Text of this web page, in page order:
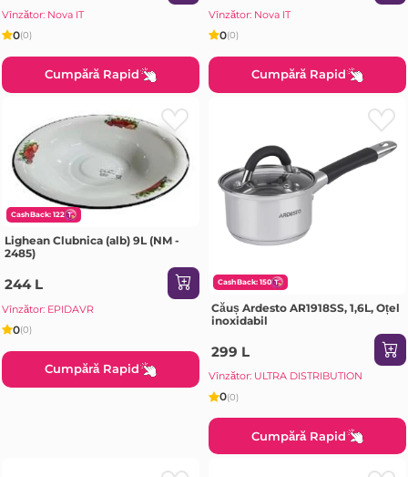
Vînzător: Nova IT
0(0)
Cumpără Rapid
Vînzător: Nova IT
0(0)
Cumpără Rapid
CashBack: 122
Lighean Clubnica (alb) 9L (NM -
2485)
244 L
Vînzător: EPIDAVR
0(0)
Cumpără Rapid
CashBack: 150
Căuș Ardesto AR1918SS, 1,6L, Oțel
inoxidabil
299 L
Vînzător: ULTRA DISTRIBUTION
0(0)
Cumpără Rapid